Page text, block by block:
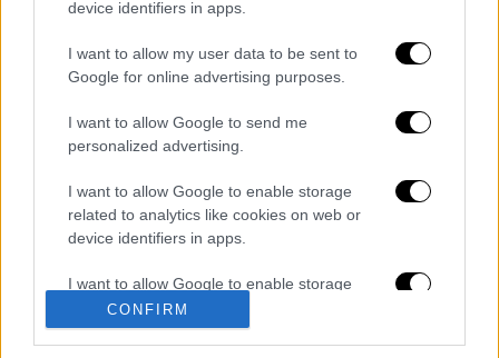
device identifiers in apps.
I want to allow my user data to be sent to
Google for online advertising purposes.
I want to allow Google to send me
personalized advertising.
I want to allow Google to enable storage
related to analytics like cookies on web or
device identifiers in apps.
I want to allow Google to enable storage
related to functionality of the website or app.
CONFIRM
Διαβάστε ακόμη
Βοιωτία: Κλείνει το αιολικό πάρκο από
όπου ξεκίνησε η φωτιά - Στο στόχαστρο
όλα τα έργα του συλληφθέντα δημάρχου
Σοκαριστικό βίντεο από το τροχαίο στις
Το ΙΧ πέφτει πάνω στο φορτηγό
Ο Ερυθρός Σταυρός έσβησε βίντεο για το
κατηγορούμενου για τη δολοφονία της
Ελίζαμπεθ
Νέα κλιμάκωση: Η Μόσχα δείχνει «άμεση
εμπλοκή» του ΝΑΤΟ σε επιθέσεις σε